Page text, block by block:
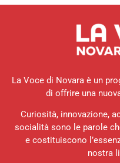
La Voce di Novara è un
di offrire una
Curiosità, innovazione,
socialità sono le parole
e costituiscono
nostra